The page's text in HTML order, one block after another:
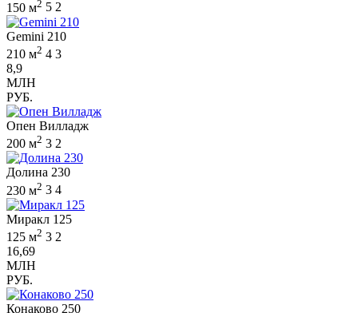
150 м2 5 2
Gemini 210
210 м2 4 3
8,9
МЛН
РУБ.
Опен Вилладж
200 м2 3 2
Долина 230
230 м2 3 4
Миракл 125
125 м2 3 2
16,69
МЛН
РУБ.
Конаково 250